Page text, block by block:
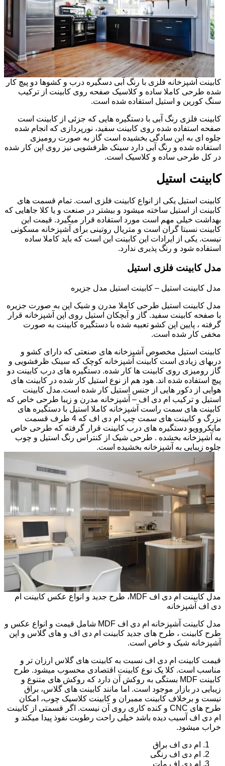
کابینت آشپزخانه فلزی با رنگ آبی دسگیره درب و کشوها دو پیچ کار
شده طرحی کاملا ساده و کلاسیک صفحه روی کابینت از ترکیب
سنگ کورین و استیل استفاده شده است.
کابینت فلزی رنگ آبی با دستگیره هایی که جزئی از کابینت است
صفحه استفاده شده روی کابینت سفید، نورپردازی که انجام شده
جلوه ای به این سادگی بخشیده است گاز به صورت رومیزی
استفاده شده و رنگ آبی دارد سینک ظرفشویی نیز روی اپن کار شده
در کل طرحی ساده و کلاسیک است.
کابینت استیل
کابینت استیل یکی از انواع کابینت فلزی است. تمام قسمت های
کابینت از استیل ساخته میشود و بیشتر در صنعت و یا کلا جاهایی که
بهداشت خیلی مهم است مورد استفاده قرار میگیرد. قیمت این
کابینت نسبتا گران است و متریال روتینی برای آشپزخانه مسکونی
نیست. یکی از ایرادات این کابینت این است که باید کاملا ساده
استفاده شود و رنگ پذیری ندارد.
مدل کابینت فلزی استیل
مدل کابینت استیل – کابینت استیل مدل جزیره
مدل کابینت استیل طرحی کاملا مدرن و شیک اپن به صورت جزیره
با صفحه کابینت سفید. گاز و آبچکان استیل روی اپن آشپزخانه قرار
گرفته ، پایین اپن کشو تعبیه شده با دستگیره کابینت به صورت
مخفی کار شده است.
کابینت استیل مخصوص آشپزخانه های صنعتی که دارای کشو و
دربهای زیادی است کابینت آشپزخانه کوچک که سینک ظرفشویی و
گاز رومیزی روی کابینت ها کار شده. دستگیره های درب کابینت دو
پیچ استفاده شده اند. هود هم از نوع استیل کار شده در کابینت های
هوایی از دکور هایی از جنس استیل کار شده است.مدل کابینت
استیل و ترکیب ام دی اف – آشپزخانه مدرن و زیبا طرحی خاص که
کابینت های سمت راست آشپزخانه کاملا استیل با دستگیره های
بزرگ و کابینت های سمت چپ ام دی اف که 4 طرف قسمت
مایکروویو دستگیره های درب کابینت قرار گرفته که طرحی خاص
به آشپزخانه بخشده . طرحی شیک از کنتراس رنگ استیل و چوب
جلوه زیبایی به آشپزخانه بخشیده است.
مدل کابینت ام دی اف MDF، طرح جدید و انواع عکس کابینت ام
دی اف آشپزخانه
مدل کابینت آشپزخانه ام دی اف MDF شامل قیمت و انواع عکس و
طرح کابینت ، طرح های جدید کابینت ام دی اف و های گلاس و اپن
آشپزخانه شیک و خاص است.
قیمت کابینت ام دی اف نسبت به کابینت های گلاس ارزان تر و
مناسب است. کلا یک نوع کابینت اقتصادی محسوب میشود. طرح
کابینت MDF بستگی به روکش آن دارد که روکش های متنوع و
زیبایی در بازار موجود است. اما مانند کابینت های گلاس، براق
نیست و برخلاف کابینت ممبران و کابینت کلاسیک چوب، امکان
طرح های CNC و کنده کاری روی آن نیست. اگر قسمتی از کابینت
ام دی اف آسیب دیده باشد خیلی راحت رطوبت نفوذ پیدا میکند و
خراب میشود.
ام دی اف براق
ام دی اف رنگی
ام دی اف مات